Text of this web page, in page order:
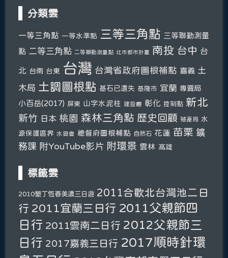
分類雲
一等三角點 一等水準點 三等三角點 三等聯勤測量
點 二等三角點 二等聯勤測量點 北市都市計畫 南投 台中 台
北 台南 台東 台灣 台灣省政府圖根補點 嘉義 土
木局 土調圖根點 基石已遺失 基隆市 宜蘭 專賣局
小百岳(2017) 屏東 山字水泥柱 建設廳 彰化 控制點 新北
新竹 日本 桃園 森林三角點 歷史回顧 殖產局
水
源保護區界 水資會 總督府圖根補點 自然石 花蓮 苗栗 鑛
務課 附YouTube影片 附環景 雲林 高雄
標籤雲
2010墾丁恆春美濃三日遊 2011合歡北台灣池二日
行 2011宜蘭三日行 2011父親節四
日行 2011雲南二日行 2012父親節三
日行 2017嘉義三日行 2017順時針環